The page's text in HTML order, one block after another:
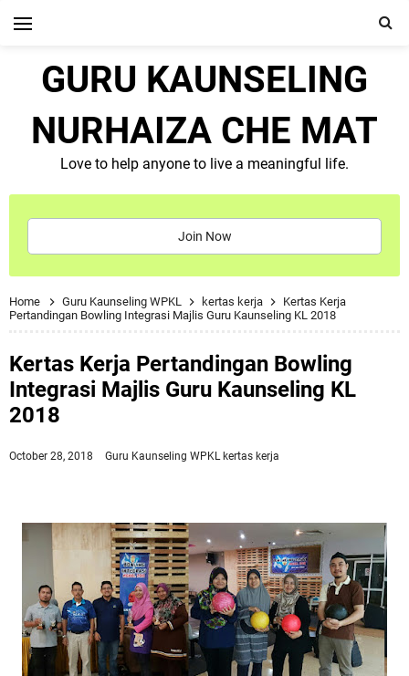
GURU KAUNSELING
NURHAIZA CHE MAT
Love to help anyone to live a meaningful life.
Join Now
Home Guru Kaunseling WPKL kertas kerja
Kertas Kerja
Pertandingan Bowling Integrasi Majlis Guru Kaunseling KL 2018
Kertas Kerja Pertandingan Bowling
Integrasi Majlis Guru Kaunseling KL
2018
October 28, 2018 Guru Kaunseling WPKL kertas kerja